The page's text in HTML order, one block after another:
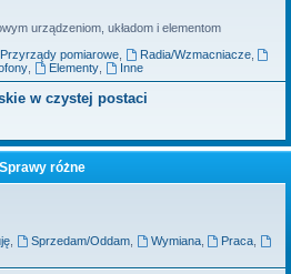
urządzeniom, układom i elementom
Przyrządy pomiarowe, Radia/Wzmacniacze,
, Elementy, Inne
w czystej postaci
Sprawy różne
, Sprzedam/Oddam, Wymiana, Praca